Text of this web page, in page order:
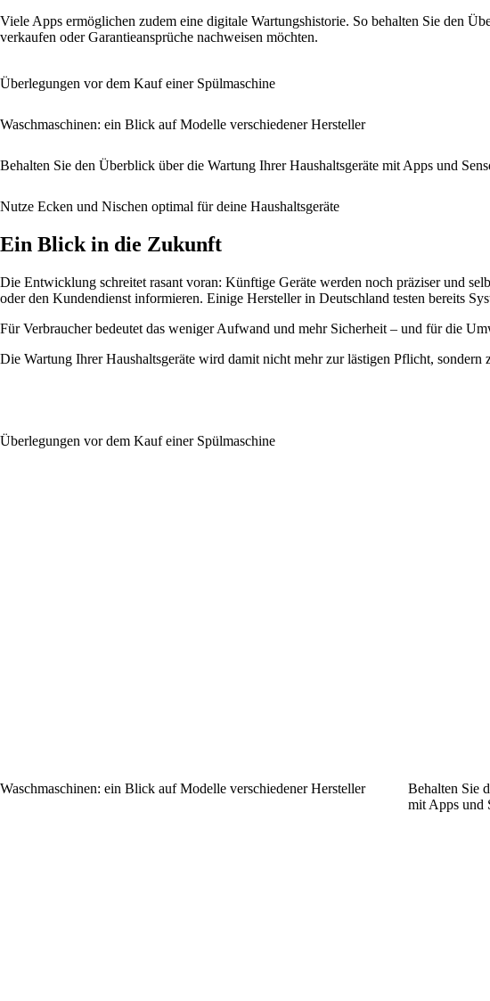
Viele Apps ermöglichen zudem eine digitale Wartungshistorie. So behalten Sie den
verkaufen oder Garantieansprüche nachweisen möchten.
Überlegungen vor dem Kauf einer Spülmaschine
Waschmaschinen: ein Blick auf Modelle verschiedener Hersteller
Behalten Sie den Überblick über die Wartung Ihrer Haushaltsgeräte mit Apps und
Nutze Ecken und Nischen optimal für deine Haushaltsgeräte
Ein Blick in die Zukunft
Die Entwicklung schreitet rasant voran: Künftige Geräte werden noch präziser und
oder den Kundendienst informieren. Einige Hersteller in Deutschland testen bereits
Für Verbraucher bedeutet das weniger Aufwand und mehr Sicherheit – und für die
Die Wartung Ihrer Haushaltsgeräte wird damit nicht mehr zur lästigen Pflicht,
Überlegungen vor dem Kauf einer Spülmaschine
Waschmaschinen: ein Blick auf Modelle verschiedener Hersteller
Behalten Sie
mit Apps und